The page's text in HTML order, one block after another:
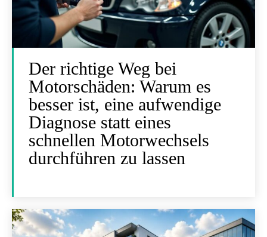
Der richtige Weg bei
Motorschäden: Warum es
besser ist, eine aufwendige
Diagnose statt eines
schnellen Motorwechsels
durchführen zu lassen